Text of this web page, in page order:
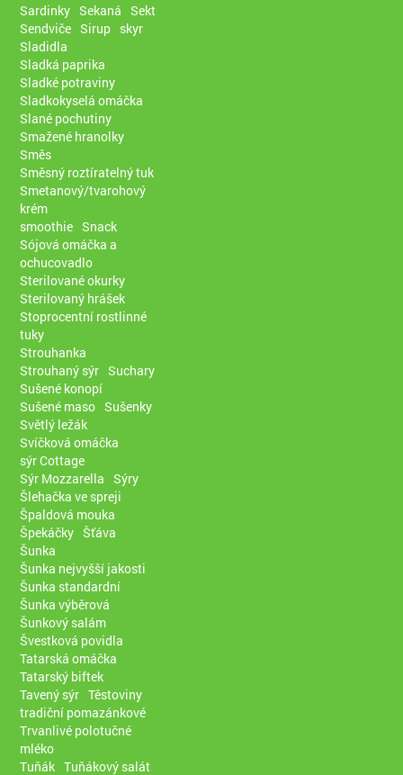
Sardinky Sekaná Sekt
Sendviče Sirup skyr
Sladidla
Sladká paprika
Sladké potraviny
Sladkokyselá omáčka
Slané pochutiny
Smažené hranolky
Směs
Směsný roztíratelný tuk
Smetanový/tvarohový
krém
smoothie Snack
Sójová omáčka a
ochucovadlo
Sterilované okurky
Sterilovaný hrášek
Stoprocentní rostlinné
tuky
Strouhanka
Strouhaný sýr Suchary
Sušené konopí
Sušené maso Sušenky
Světlý ležák
Svíčková omáčka
sýr Cottage
Sýr Mozzarella Sýry
Šlehačka ve spreji
Špaldová mouka
Špekáčky Šťáva
Šunka
Šunka nejvyšší jakosti
Šunka standardní
Šunka výběrová
Šunkový salám
Švestková povidla
Tatarská omáčka
Tatarský biftek
Tavený sýr Těstoviny
tradiční pomazánkové
Trvanlivé polotučné
mléko
Tuňák Tuňákový salát